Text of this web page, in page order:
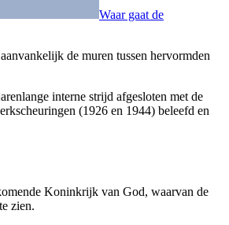
Waar gaat de
de muren tussen hervormden
interne strijd afgesloten met de
(1926 en 1944) beleefd en
Koninkrijk van God, waarvan de
zien.